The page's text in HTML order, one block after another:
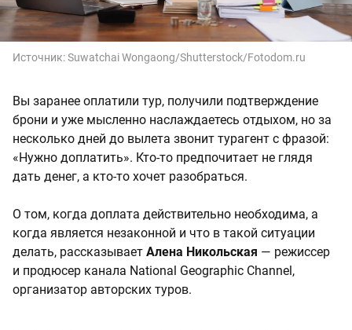
Источник:Suwatchai Wongaong/Shutterstock/Fotodom.ru
Вы заранее оплатили тур, получили подтверждение
брони и уже мысленно наслаждаетесь отдыхом, но за
несколько дней до вылета звонит турагент с фразой:
«Нужно доплатить». Кто-то предпочитает не глядя
дать денег, а кто-то хочет разобраться.
О том, когда доплата действительно необходима, а
когда является незаконной и что в такой ситуации
делать, рассказывает Алена Никольская — режиссер
и продюсер канала National Geographic Channel,
организатор авторских туров.